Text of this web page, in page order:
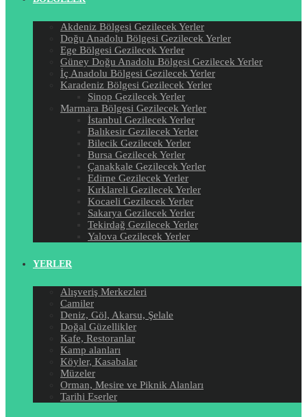
Akdeniz Bölgesi Gezilecek Yerler
Doğu Anadolu Bölgesi Gezilecek Yerler
Ege Bölgesi Gezilecek Yerler
Güney Doğu Anadolu Bölgesi Gezilecek Yerler
İç Anadolu Bölgesi Gezilecek Yerler
Karadeniz Bölgesi Gezilecek Yerler
Sinop Gezilecek Yerler
Marmara Bölgesi Gezilecek Yerler
İstanbul Gezilecek Yerler
Balıkesir Gezilecek Yerler
Bilecik Gezilecek Yerler
Bursa Gezilecek Yerler
Çanakkale Gezilecek Yerler
Edirne Gezilecek Yerler
Kırklareli Gezilecek Yerler
Kocaeli Gezilecek Yerler
Sakarya Gezilecek Yerler
Tekirdağ Gezilecek Yerler
Yalova Gezilecek Yerler
YERLER
Alışveriş Merkezleri
Camiler
Deniz, Göl, Akarsu, Şelale
Doğal Güzellikler
Kafe, Restoranlar
Kamp alanları
Köyler, Kasabalar
Müzeler
Orman, Mesire ve Piknik Alanları
Tarihi Eserler